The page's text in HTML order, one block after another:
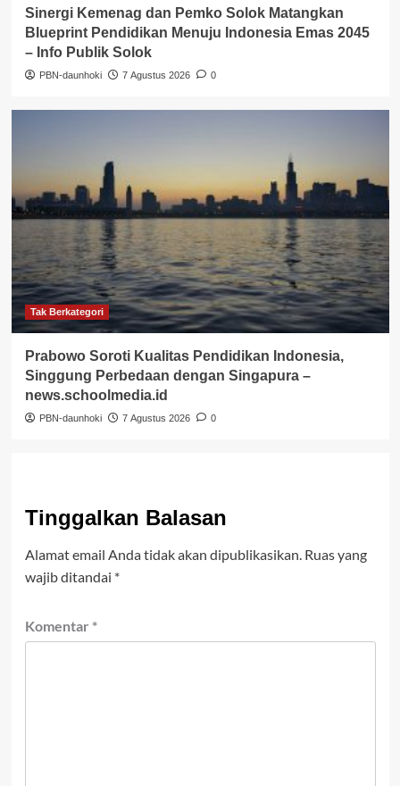
Sinergi Kemenag dan Pemko Solok Matangkan
Blueprint Pendidikan Menuju Indonesia Emas 2045
– Info Publik Solok
PBN-daunhoki 7 Agustus 2026 0
Tak Berkategori
Prabowo Soroti Kualitas Pendidikan Indonesia,
Singgung Perbedaan dengan Singapura –
news.schoolmedia.id
PBN-daunhoki 7 Agustus 2026 0
Tinggalkan Balasan
Alamat email Anda tidak akan dipublikasikan. Ruas yang
wajib ditandai *
Komentar *